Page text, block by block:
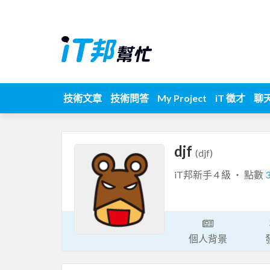
技術文章 技術問答 My Project iT 徵才 聊
djf (djf)
iT邦新手 4 級 ‧ 點數
個人背景